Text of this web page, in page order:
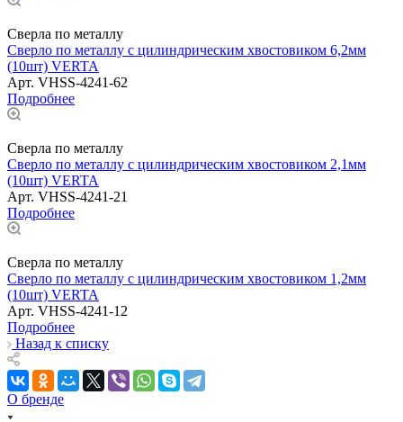
Сверла по металлу
Сверло по металлу с цилиндрическим хвостовиком 6,2мм
(10шт) VERTA
Арт. VHSS-4241-62
Подробнее
Сверла по металлу
Сверло по металлу с цилиндрическим хвостовиком 2,1мм
(10шт) VERTA
Арт. VHSS-4241-21
Подробнее
Сверла по металлу
Сверло по металлу с цилиндрическим хвостовиком 1,2мм
(10шт) VERTA
Арт. VHSS-4241-12
Подробнее
Назад к списку
О бренде